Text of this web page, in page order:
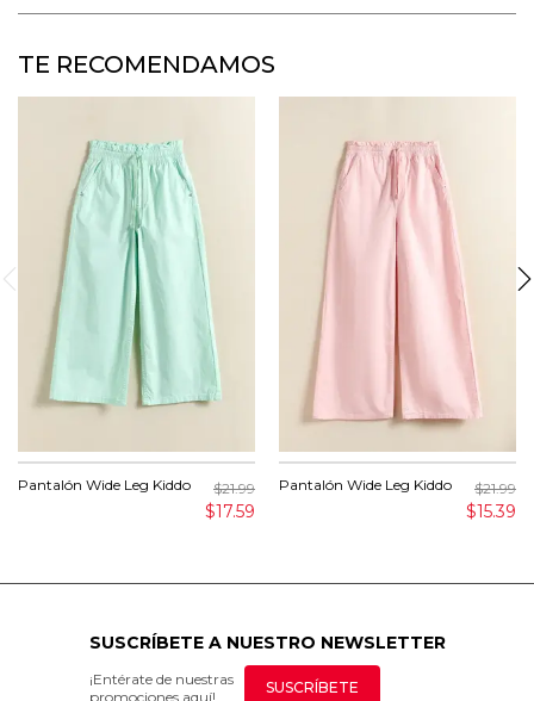
TE RECOMENDAMOS
Pantalón Wide Leg Kiddo $21.99
$17.59
Pantalón Wide Leg Kiddo $21.99
$15.39
SUSCRÍBETE A NUESTRO NEWSLETTER
¡Entérate de nuestras
promociones aquí!
SUSCRÍBETE